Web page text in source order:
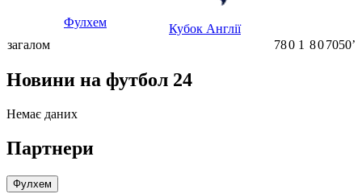
Фулхем Кубок Англії
загалом 780 1 807050ʼ
Новини на футбол 24
Немає даних
Партнери
Фулхем